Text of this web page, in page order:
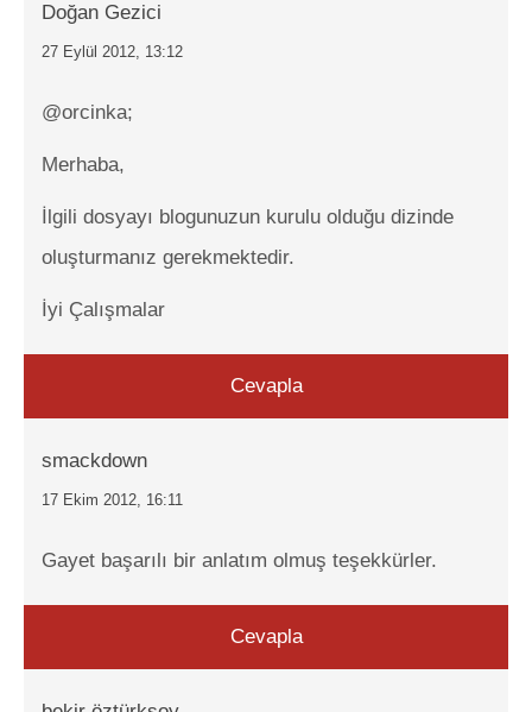
Doğan Gezici
27 Eylül 2012, 13:12
@orcinka;
Merhaba,
İlgili dosyayı blogunuzun kurulu olduğu dizinde
oluşturmanız gerekmektedir.
İyi Çalışmalar
Cevapla
smackdown
17 Ekim 2012, 16:11
Gayet başarılı bir anlatım olmuş teşekkürler.
Cevapla